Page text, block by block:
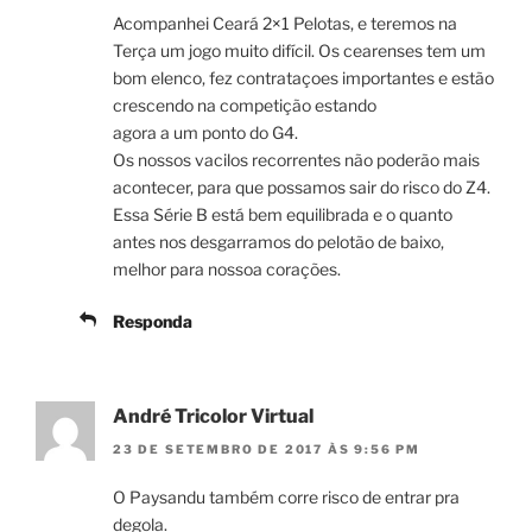
Acompanhei Ceará 2×1 Pelotas, e teremos na
Terça um jogo muito difícil. Os cearenses tem um
bom elenco, fez contrataçoes importantes e estão
crescendo na competição estando
agora a um ponto do G4.
Os nossos vacilos recorrentes não poderão mais
acontecer, para que possamos sair do risco do Z4.
Essa Série B está bem equilibrada e o quanto
antes nos desgarramos do pelotão de baixo,
melhor para nossoa corações.
Responda
André Tricolor Virtual
23 DE SETEMBRO DE 2017 ÀS 9:56 PM
O Paysandu também corre risco de entrar pra
degola.